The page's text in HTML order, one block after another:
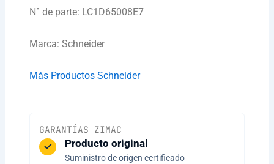
N° de parte: LC1D65008E7
Marca: Schneider
Más Productos Schneider
GARANTÍAS ZIMAC
Producto original
Suministro de origen certificado